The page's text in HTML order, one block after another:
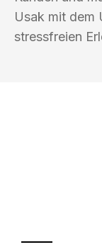
Usak mit dem
stressfreien